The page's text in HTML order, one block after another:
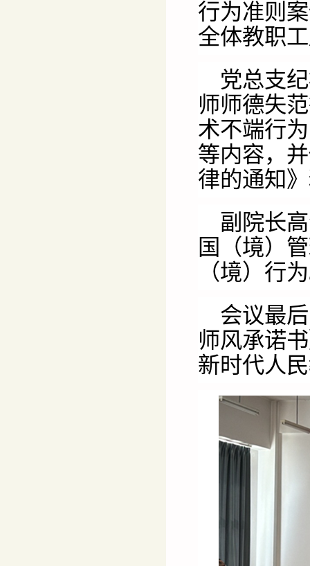
行为准则
全体教职
党总支
师师德失
术不端行
等内容，
律的通知
副院长
国（境）
（境）行
会议最
师风承诺
新时代人